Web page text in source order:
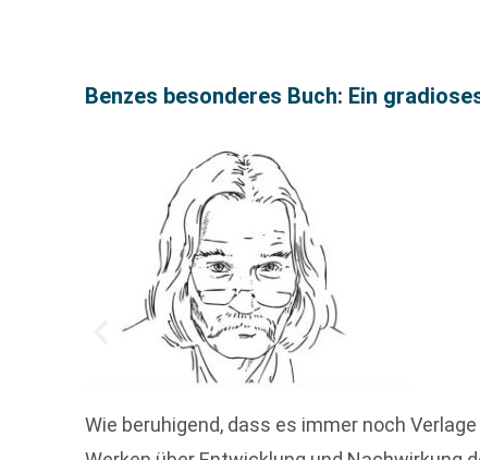
Benzes besonderes Buch: Ein
Wie beruhigend, dass es immer noch